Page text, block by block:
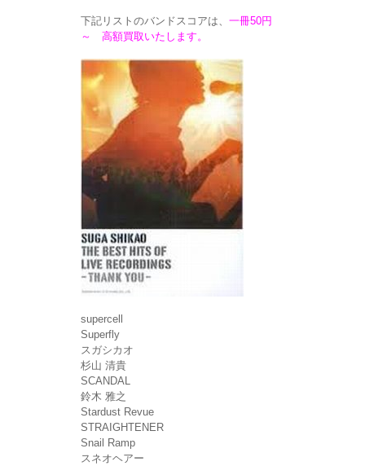
下記リストのバンドスコアは、 一冊50円
～ 高額買取いたします。
supercell
Superfly
スガシカオ
杉山 清貴
SCANDAL
鈴木 雅之
Stardust Revue
STRAIGHTENER
Snail Ramp
スネオヘアー